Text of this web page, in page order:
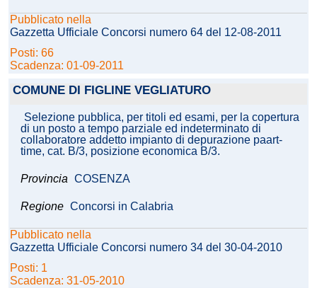
Pubblicato nella
Gazzetta Ufficiale Concorsi numero 64 del 12-08-2011
Posti: 66
Scadenza: 01-09-2011
COMUNE DI FIGLINE VEGLIATURO
Selezione pubblica, per titoli ed esami, per la copertura
di un posto a tempo parziale ed indeterminato di
collaboratore addetto impianto di depurazione paart-
time, cat. B/3, posizione economica B/3.
Provincia COSENZA
Regione Concorsi in Calabria
Pubblicato nella
Gazzetta Ufficiale Concorsi numero 34 del 30-04-2010
Posti: 1
Scadenza: 31-05-2010